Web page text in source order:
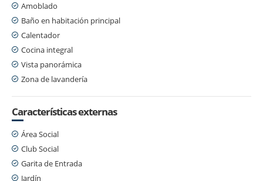
Amoblado
Baño en habitación principal
Calentador
Cocina integral
Vista panorámica
Zona de lavandería
Características externas
Área Social
Club Social
Garita de Entrada
Jardín